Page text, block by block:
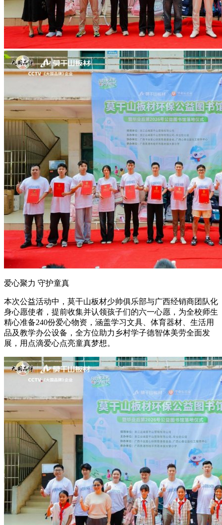
爱心聚力 守护童真
本次公益活动中，莫干山板材少帅俱乐部与广西经销商团队化
身心愿使者，提前收集并认领孩子们的六一心愿，为全校师生
精心准备240份爱心物资，涵盖学习文具、体育器材、生活用
品及教学办公设备，全方位助力乡村学子德智体美劳全面发
展，用点滴爱心点亮童真梦想。